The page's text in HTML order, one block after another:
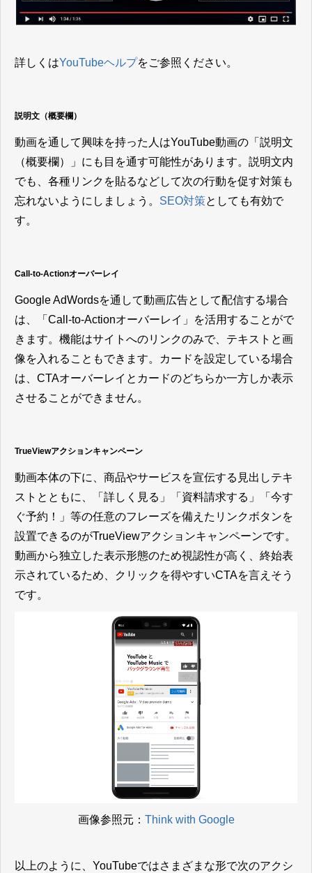
詳しくはYouTubeヘルプをご参照ください。
説明文（概要欄）
動画を通して興味を持った人はYouTube動画の「説明文
（概要欄）」にも目を通す可能性があります。説明文内
でも、各種リンクを貼るなどして次の行動を促す対策も
忘れないようにしましょう。 SEO対策としても有効で
す。
Call-to-Actionオーバーレイ
Google AdWordsを通して動画広告として配信する場合
は、「Call-to-Actionオーバーレイ」を活用することがで
きます。機能はサイトへのリンクのみで、テキストと画
像を入れることもできます。カードを設定している場合
は、CTAオーバーレイとカードのどちらか一方しか表示
させることができません。
TrueViewアクションキャンペーン
動画本体の下に、商品やサービスを宣伝する見出しテキ
ストとともに、「詳しく見る」「資料請求する」「今す
ぐ予約！」等の任意のフレーズを備えたリンクボタンを
設置できるのがTrueViewアクションキャンペーンです。
動画から独立した表示形態のため視認性が高く、終始表
示されているため、クリックを得やすいCTAを言えそう
です。
画像参照元： Think with Google
以上のように、YouTubeではさまざまな形で次のアクシ